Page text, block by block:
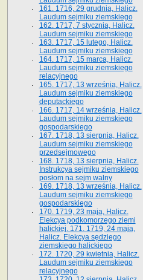
161. 1716, 29 grudnia, Halicz.
Laudum sejmiku ziemskiego
162. 1717, 7 stycznia, Halicz.
Laudum sejmiku ziemskiego
163. 1717, 15 lutego, Halicz.
Laudum sejmiku ziemskiego
164. 1717, 15 marca, Halicz.
Laudum sejmiku ziemskiego
relacyjnego
165. 1717, 13 września, Halicz.
Laudum sejmiku ziemskiego
deputackiego
166. 1717, 14 września, Halicz.
Laudum sejmiku ziemskiego
gospodarskiego
167. 1718, 13 sierpnia, Halicz.
Laudum sejmiku ziemskiego
przedsejmowego
168. 1718, 13 sierpnia, Halicz.
Instrukcya sejmiku ziemskiego
posłom na sejm walny
169. 1718, 13 września, Halicz.
Laudum sejmiku ziemskiego
gospodarskiego
170. 1719, 23 maja, Halicz.
Elekcya podkomorzego ziemi
halickiej. 171. 1719, 24 maja,
Halicz. Elekcya sędziego
ziemskiego halickiego
172. 1720, 29 kwietnia, Halicz.
Laudum sejmiku ziemskiego
relacyjnego